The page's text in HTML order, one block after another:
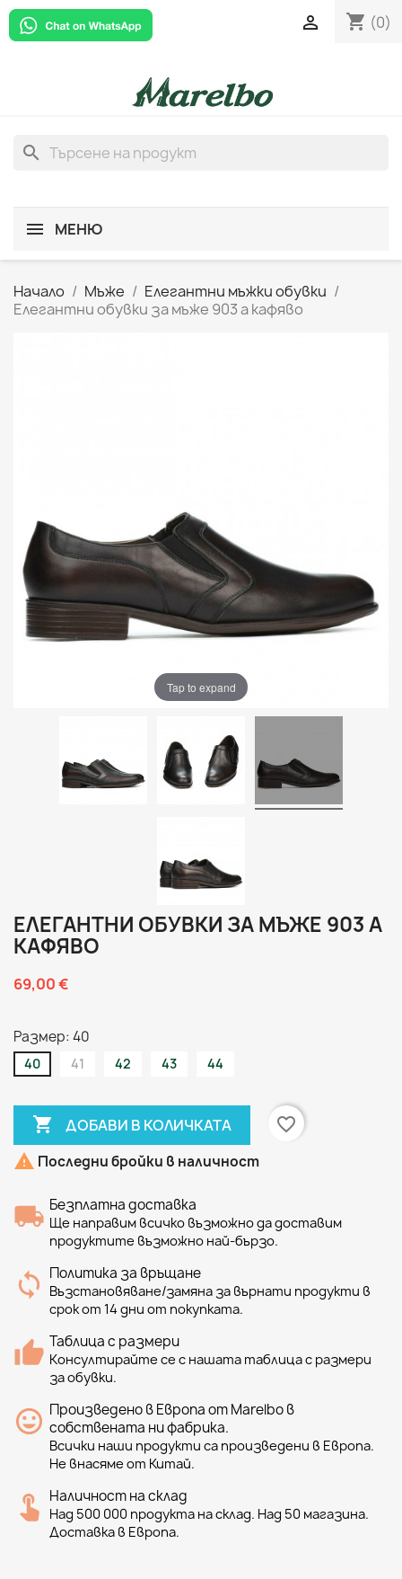
shopping_cart (0)

search
МЕНЮ
Начало Мъже
Елегантни мъжки обувки
Елегантни обувки за мъже 903 а кафяво
Tap to expand
ЕЛЕГАНТНИ ОБУВКИ ЗА МЪЖЕ 903 А
КАФЯВО
69,00 €
Размер: 40
40 41 42 43 44
 ДОБАВИ В КОЛИЧКАТА
favorite_border
 Последни бройки в наличност
Безплатна доставка
Ще направим всичко възможно да доставим
продуктите възможно най-бързо.
Политика за връщане
Възстановяване/замяна за върнати продукти в
срок от 14 дни от покупката.
Таблица с размери
Консултирайте се с нашата таблица с размери
за обувки.
Произведено в Европа от Marelbo в
собствената ни фабрика.
Всички наши продукти са произведени в Европа.
Не внасяме от Китай.
Наличност на склад
Над 500 000 продукта на склад. Над 50 магазина.
Доставка в Европа.